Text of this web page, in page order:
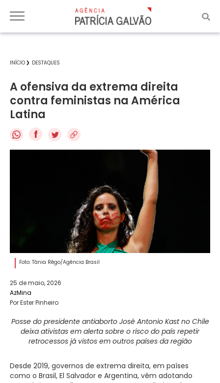
INÍCIO DESTAQUES
A ofensiva da extrema direita
contra feministas na América
Latina
f
Foto: Tânia Rêgo/Agência Brasil
25 de maio, 2026
AzMina
Por Ester Pinheiro
Posse do presidente antiaborto José Antonio Kast no Chile
deixa ativistas em alerta sobre o risco do país repetir
retrocessos já vistos em outros países da região
Desde 2019, governos de extrema direita, em países
como o Brasil, El Salvador e Argentina, vêm adotando